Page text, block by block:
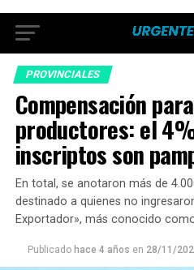
PROVINCIALES
Compensación
productores: el
inscriptos son
En total, se anotaron más de
destinado a quienes no
Exportador», más conocido
Publicado hace 4 años en 28/11/